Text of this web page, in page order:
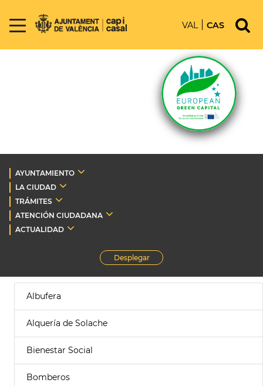
VAL CAS
AYUNTAMIENTO
LA CIUDAD
TRÁMITES
ATENCIÓN CIUDADANA
ACTUALIDAD
Desplegar
Albufera
Alquería de Solache
Bienestar Social
Bomberos